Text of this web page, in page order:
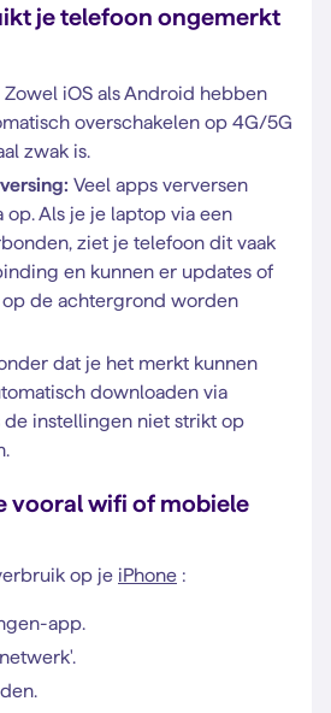
je telefoon ongemerkt
Zowel iOS als Android hebben
overschakelen op 4G/5G
zwak is.
Veel apps verversen
op. Als je je laptop via een
ziet je telefoon dit vaak
en kunnen er updates of
de achtergrond worden
dat je het merkt kunnen
downloaden via
de instellingen niet strikt op
vooral wifi of mobiele
op je iPhone :
app.